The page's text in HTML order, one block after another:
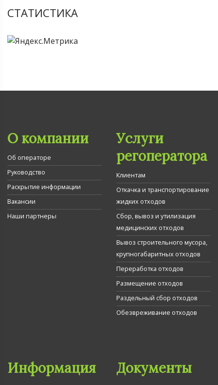
СТАТИСТИКА
О компании
Об операторе
Руководство
Раскрытие информации
Вакансии
Наши партнеры
Услуги
регоператора
Клиентам
Откачка и транспортирование
жидких отходов
Сбор, вывоз и утилизация
медицинских отходов
Вывоз строительного мусора,
крупногабаритных отходов
Переработка отходов
Размещение отходов
Раздельный сбор отходов
Обезвреживание отходов
Информация Документы